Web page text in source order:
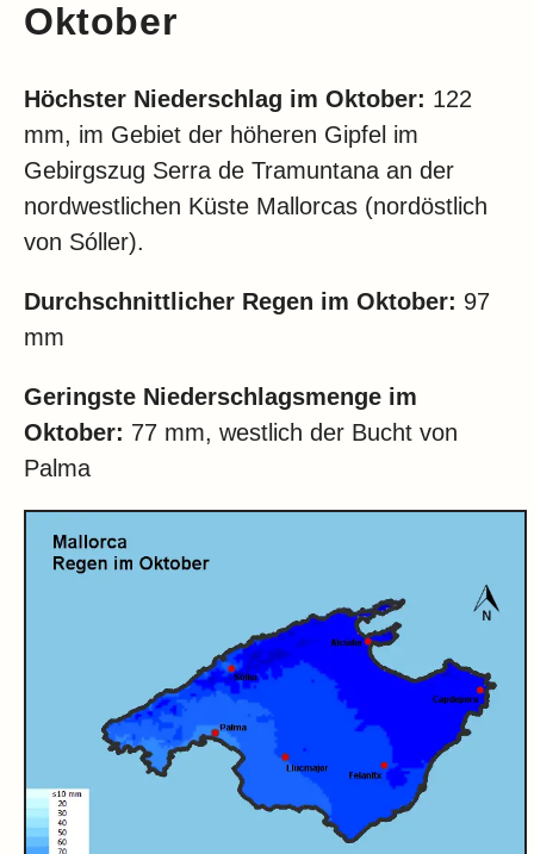
Oktober
Höchster Niederschlag im Oktober: 122
mm, im Gebiet der höheren Gipfel im
Gebirgszug Serra de Tramuntana an der
nordwestlichen Küste Mallorcas (nordöstlich
von Sóller).
Durchschnittlicher Regen im Oktober: 97
mm
Geringste Niederschlagsmenge im
Oktober: 77 mm, westlich der Bucht von
Palma